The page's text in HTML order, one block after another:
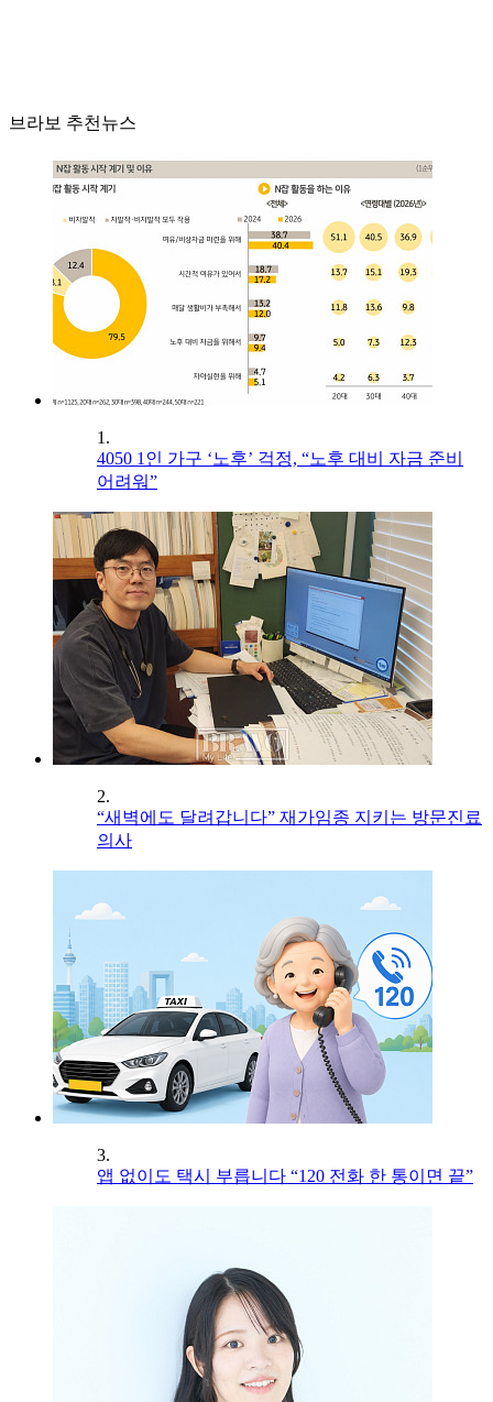
브라보 추천뉴스
1.
4050 1인 가구 ‘노후’ 걱정, “노후 대비 자금 준비
어려워”
2.
“새벽에도 달려갑니다” 재가임종 지키는 방문진료
의사
3.
앱 없이도 택시 부릅니다 “120 전화 한 통이면 끝”